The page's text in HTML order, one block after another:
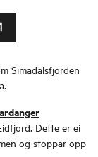
Simadalsfjorden
Dette er ei
og stoppar opp